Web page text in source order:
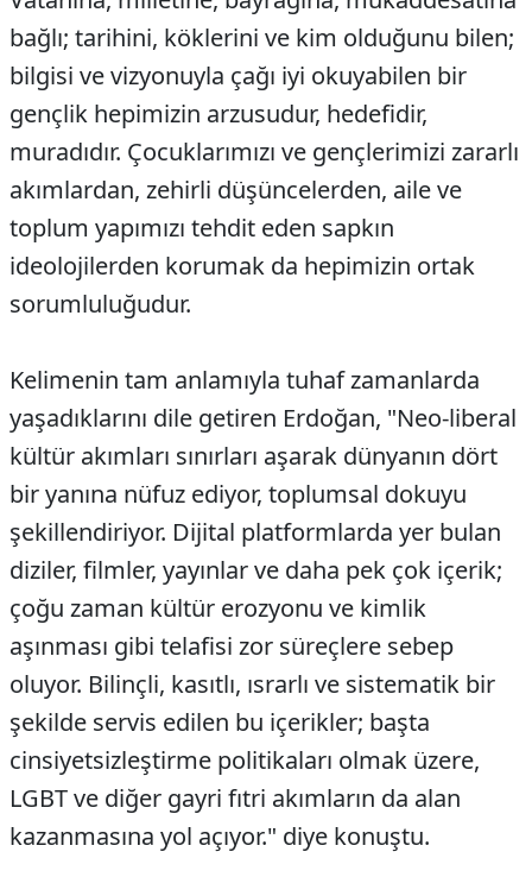
bağlı; tarihini, köklerini ve kim olduğunu bilen;
bilgisi ve vizyonuyla çağı iyi okuyabilen bir
gençlik hepimizin arzusudur, hedefidir,
muradıdır. Çocuklarımızı ve gençlerimizi zararlı
akımlardan, zehirli düşüncelerden, aile ve
toplum yapımızı tehdit eden sapkın
ideolojilerden korumak da hepimizin ortak
sorumluluğudur.
Kelimenin tam anlamıyla tuhaf zamanlarda
yaşadıklarını dile getiren Erdoğan, "Neo-liberal
kültür akımları sınırları aşarak dünyanın dört
bir yanına nüfuz ediyor, toplumsal dokuyu
şekillendiriyor. Dijital platformlarda yer bulan
diziler, filmler, yayınlar ve daha pek çok içerik;
çoğu zaman kültür erozyonu ve kimlik
aşınması gibi telafisi zor süreçlere sebep
oluyor. Bilinçli, kasıtlı, ısrarlı ve sistematik bir
şekilde servis edilen bu içerikler; başta
cinsiyetsizleştirme politikaları olmak üzere,
LGBT ve diğer gayri fıtri akımların da alan
kazanmasına yol açıyor." diye konuştu.